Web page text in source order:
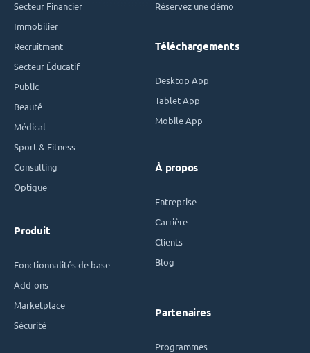
Secteur Financier
Immobilier
Recruitment
Secteur Éducatif
Public
Beauté
Médical
Sport & Fitness
Consulting
Optique
Produit
Fonctionnalités de base
Add-ons
Marketplace
Sécurité
Réservez une démo
Téléchargements
Desktop App
Tablet App
Mobile App
À propos
Entreprise
Carrière
Clients
Blog
Partenaires
Programmes